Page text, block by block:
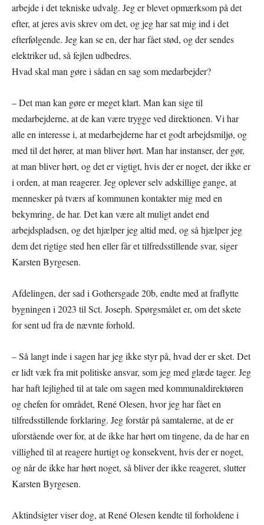
arbejde i det tekniske udvalg. Jeg er blevet opmærksom på det
efter, at jeres avis skrev om det, og jeg har sat mig ind i det
efterfølgende. Jeg kan se en, der har fået stød, og der sendes
elektriker ud, så fejlen udbedres.
Hvad skal man gøre i sådan en sag som medarbejder?
– Det man kan gøre er meget klart. Man kan sige til
medarbejderne, at de kan være trygge ved direktionen. Vi har
alle en interesse i, at medarbejderne har et godt arbejdsmiljø, og
med til det hører, at man bliver hørt. Man har instanser, der gør,
at man bliver hørt, og det er vigtigt, hvis der er noget, der ikke er
i orden, at man reagerer. Jeg oplever selv adskillige gange, at
mennesker på tværs af kommunen kontakter mig med en
bekymring, de har. Det kan være alt muligt andet end
arbejdspladsen, og det hjælper jeg altid med, og så hjælper jeg
dem det rigtige sted hen eller får et tilfredsstillende svar, siger
Karsten Byrgesen.
Afdelingen, der sad i Gothersgade 20b, endte med at fraflytte
bygningen i 2023 til Sct. Joseph. Spørgsmålet er, om det skete
for sent ud fra de nævnte forhold.
– Så langt inde i sagen har jeg ikke styr på, hvad der er sket. Det
er lidt væk fra mit politiske ansvar, som jeg med glæde tager. Jeg
har haft lejlighed til at tale om sagen med kommunaldirektøren
og chefen for området, René Olesen, hvor jeg har fået en
tilfredsstillende forklaring. Jeg forstår på samtalerne, at de er
uforstående over for, at de ikke har hørt om tingene, da de har en
villighed til at reagere hurtigt og konsekvent, hvis der er noget,
og når de ikke har hørt noget, så bliver der ikke reageret, slutter
Karsten Byrgesen.
Aktindsigter viser dog, at René Olesen kendte til forholdene i